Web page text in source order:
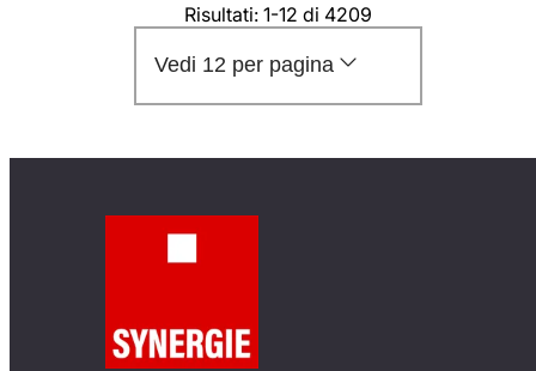
Risultati: 1-12 di 4209
Vedi 12 per pagina